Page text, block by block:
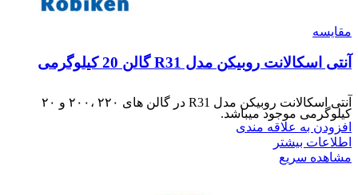
مقایسه
آنتی اسکالانت روبیکن مدل R31 گالن 20 کیلوگرمی
آنتی اسکالانت روبیکن مدل R31 در گالن های ۲۲۰ ،‌۲۰۰ و ۲۰
کیلوگرمی موجود میباشد.
افزودن به علاقه مندی
اطلاعات بیشتر
مشاهده سریع